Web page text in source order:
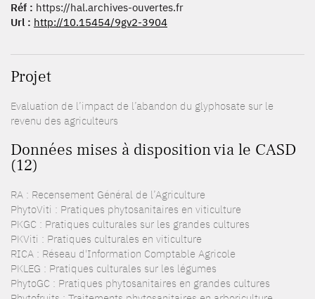
Réf : https://hal.archives-ouvertes.fr
Url : http://10.15454/9gv2-3904
Projet
Evaluation de l’impact de l’abandon du glyphosate sur le
revenu des agriculteurs
Données mises à disposition via le CASD
(12)
RA : Recensement Général de l’Agriculture
PhytoViti : Pratiques phytosanitaires en viticulture
PKGC : Pratiques culturales sur les grandes cultures
PKViti : Pratiques culturales en viticulture
RICA : Réseau d'Information Comptable Agricole
PKLEG : Pratiques culturales sur les légumes
PhytoGC : Pratiques phytosanitaires en grandes cultures